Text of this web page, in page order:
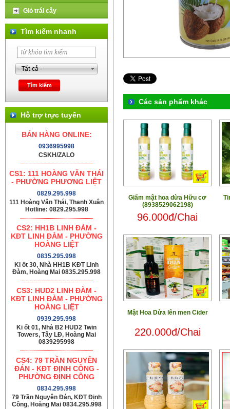
Giỏ trái cây
Tìm kiếm nhanh
Hỗ trợ trực tuyến
BÁN HÀNG ONLINE:
0936995998
CSKH/ZALO
CS1: 111 HOÀNG VĂN THÁI
- PHƯỜNG PHƯƠNG LIỆT
0829.295.998
111 Hoàng Văn Thái, Thanh Xuân
Hotline: 0829.295.998
CS2: HH1B LINH ĐÀM -
KĐT LINH ĐÀM - PHƯỜNG
HOÀNG LIỆT
0835.295.998
Ki ốt 30, Nhà HH1B KĐT Linh
Đàm, Hoàng Mai 0835.295.998
CS3: HUD2 LINH ĐÀM -
KĐT LINH ĐÀM - PHƯỜNG
HOÀNG LIỆT
0939.295.998
Ki ốt 01, Nhà B2 HUD2 Twin
Towers, Tây LĐ, Hoàng Mai
0839295998
CS4: 79 TRẦN NGUYÊN
ĐÁN - KĐT ĐỊNH CÔNG -
PHƯỜNG ĐỊNH CÔNG
0834.295.998
79 Trần Nguyên Đán, KĐT Định
Công, Hoàng Mai 0834.295.998
Các sản phẩm khác
Giấm mật hoa dừa Hữu cơ
(8938529062198)
96.000đ/Chai
Mật Hoa Dừa lên men Cider
220.000đ/Chai